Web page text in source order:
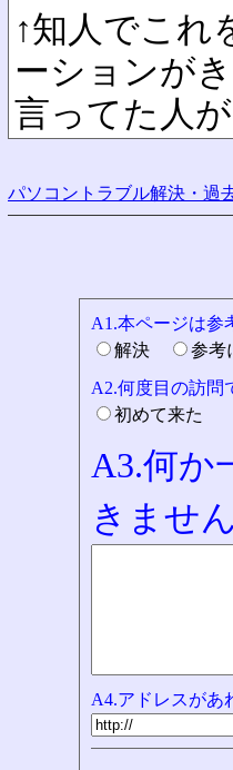
↑知人でこれ
ーションが
言ってた人
パソコントラブル解決・過
A1.本ページは
解決
参考
A2.何度目の訪問
初めて来
A3.何か
きませ
A4.アドレスがあ